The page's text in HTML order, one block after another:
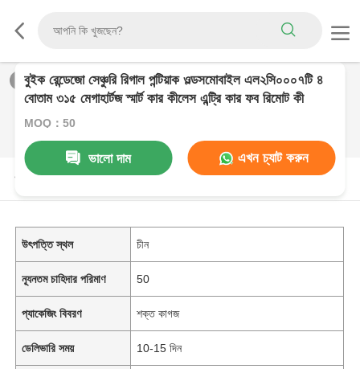
/0
বুইক রেন্ডেজো সেঞ্চুরি রিগাল পন্টিয়াক ওল্ডসমোবাইল এল২সি০০০৭টি ৪
বোতাম ৩১৫ মেগাহার্টজ স্মার্ট কার কীলেস এন্ট্রি কার ফব রিমোট কী
MOQ：50
ভালো দাম
এখন চ্যাট করুন
পণ্যের বর্ণনা
উৎপত্তি স্থল চীন
ন্যূনতম চাহিদার পরিমাণ 50
প্যাকেজিং বিবরণ শক্ত কাগজ
ডেলিভারি সময় 10-15 দিন